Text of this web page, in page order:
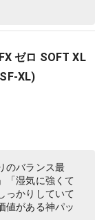
ゼロ SOFT XL
XL)
のバランス最
「湿気に強くて
っかりしていて
値がある神パッ